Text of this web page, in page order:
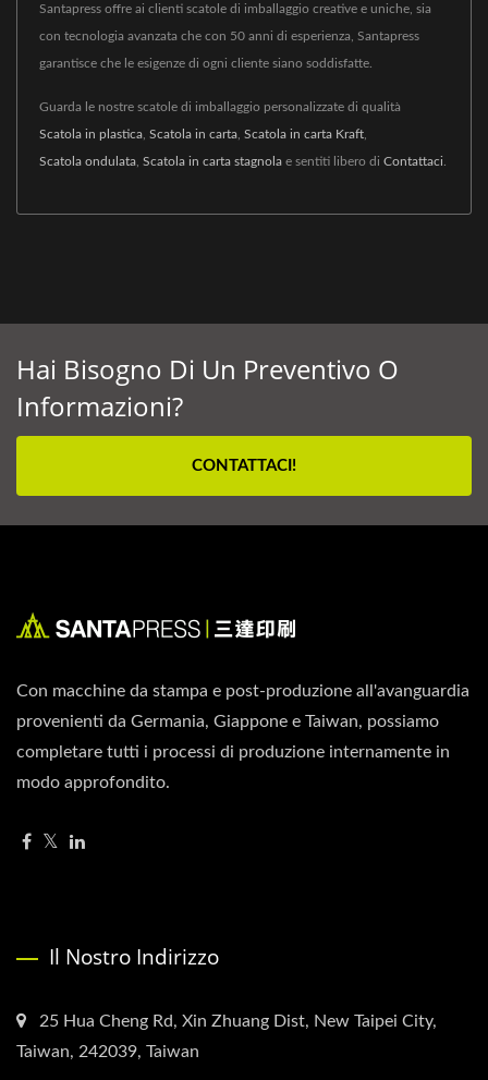
Santapress offre ai clienti scatole di imballaggio creative e uniche, sia
con tecnologia avanzata che con 50 anni di esperienza, Santapress
garantisce che le esigenze di ogni cliente siano soddisfatte.
Guarda le nostre scatole di imballaggio personalizzate di qualità
Scatola in plastica Scatola in carta Scatola in carta Kraft
Scatola ondulata Scatola in carta stagnola e sentiti libero di Contattaci
Hai Bisogno Di Un Preventivo O
Informazioni?
CONTATTACI!
Con macchine da stampa e post-produzione all'avanguardia
provenienti da Germania, Giappone e Taiwan, possiamo
completare tutti i processi di produzione internamente in
modo approfondito.
Il Nostro Indirizzo
25 Hua Cheng Rd, Xin Zhuang Dist, New Taipei City,
Taiwan, 242039, Taiwan